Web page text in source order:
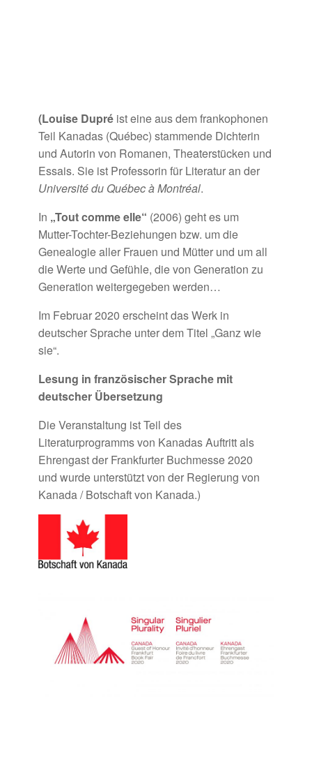
(Louise Dupré ist eine aus dem frankophonen
Teil Kanadas (Québec) stammende Dichterin
und Autorin von Romanen, Theaterstücken und
Essais. Sie ist Professorin für Literatur an der
Université du Québec à Montréal.
In „Tout comme elle“ (2006) geht es um
Mutter-Tochter-Beziehungen bzw. um die
Genealogie aller Frauen und Mütter und um all
die Werte und Gefühle, die von Generation zu
Generation weitergegeben werden…
Im Februar 2020 erscheint das Werk in
deutscher Sprache unter dem Titel „Ganz wie
sie“.
Lesung in französischer Sprache mit
deutscher Übersetzung
Die Veranstaltung ist Teil des
Literaturprogramms von Kanadas Auftritt als
Ehrengast der Frankfurter Buchmesse 2020
und wurde unterstützt von der Regierung von
Kanada / Botschaft von Kanada.)